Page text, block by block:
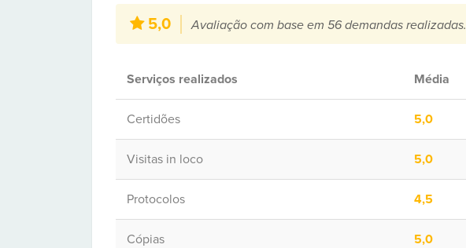
5,0 Avaliação com base em 56 demandas realizadas.
Serviços realizados Média
Certidões 5,0
Visitas in loco 5,0
Protocolos 4,5
Cópias 5,0